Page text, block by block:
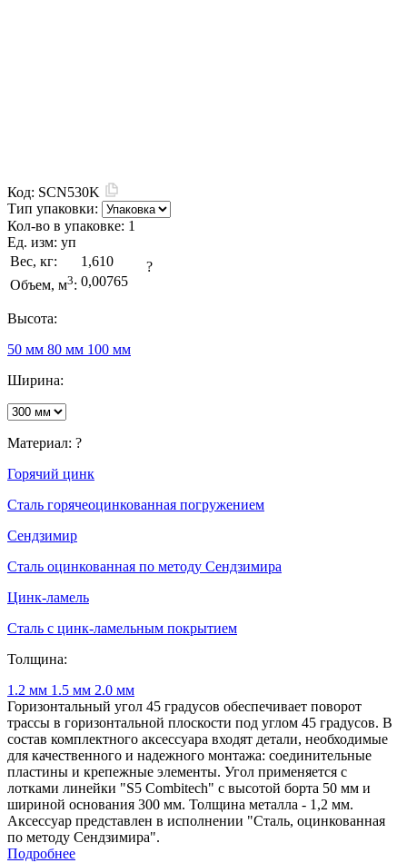
Код: SCN530K
Тип упаковки:
Кол-во в упаковке: 1
Ед. изм: уп
Вес, кг:
1,610
Объем, м3: 0,00765
?
Высота:
50 мм 80 мм 100 мм
Ширина:
Материал: ?
Горячий цинк
Сталь горячеоцинкованная погружением
Сендзимир
Сталь оцинкованная по методу Сендзимира
Цинк-ламель
Сталь с цинк-ламельным покрытием
Толщина:
1.2 мм 1.5 мм 2.0 мм
Горизонтальный угол 45 градусов обеспечивает поворот
трассы в горизонтальной плоскости под углом 45 градусов. В
состав комплектного аксессуара входят детали, необходимые
для качественного и надежного монтажа: соединительные
пластины и крепежные элементы. Угол применяется с
лотками линейки "S5 Combitech" с высотой борта 50 мм и
шириной основания 300 мм. Толщина металла - 1,2 мм.
Аксессуар представлен в исполнении "Сталь, оцинкованная
по методу Сендзимира".
Подробнее